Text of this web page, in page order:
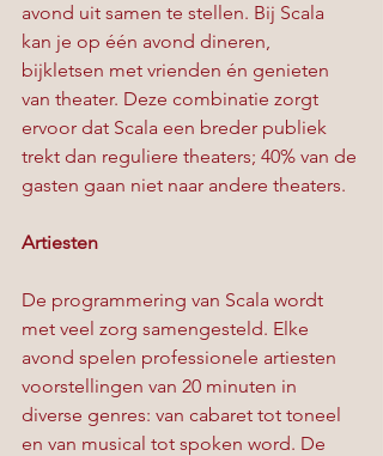
avond uit samen te stellen. Bij Scala
kan je op één avond dineren,
bijkletsen met vrienden én genieten
van theater. Deze combinatie zorgt
ervoor dat Scala een breder publiek
trekt dan reguliere theaters; 40% van de
gasten gaan niet naar andere theaters.
Artiesten
De programmering van Scala wordt
met veel zorg samengesteld. Elke
avond spelen professionele artiesten
voorstellingen van 20 minuten in
diverse genres: van cabaret tot toneel
en van musical tot spoken word. De